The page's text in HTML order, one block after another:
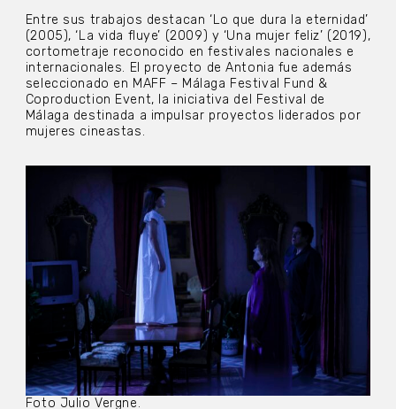
Entre sus trabajos destacan ‘Lo que dura la eternidad’
(2005), ‘La vida fluye’ (2009) y ‘Una mujer feliz’ (2019),
cortometraje reconocido en festivales nacionales e
internacionales. El proyecto de Antonia fue además
seleccionado en MAFF – Málaga Festival Fund &
Coproduction Event, la iniciativa del Festival de
Málaga destinada a impulsar proyectos liderados por
mujeres cineastas.
Foto Julio Vergne.